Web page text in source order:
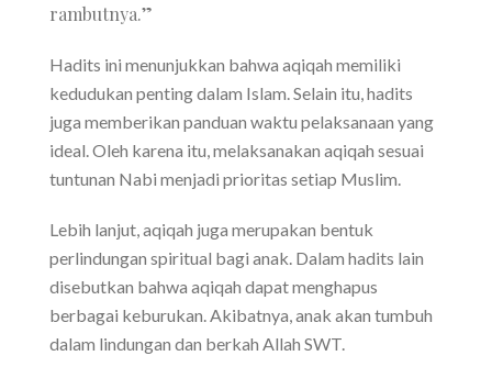
rambutnya.”
Hadits ini menunjukkan bahwa aqiqah memiliki
kedudukan penting dalam Islam. Selain itu, hadits
juga memberikan panduan waktu pelaksanaan yang
ideal. Oleh karena itu, melaksanakan aqiqah sesuai
tuntunan Nabi menjadi prioritas setiap Muslim.
Lebih lanjut, aqiqah juga merupakan bentuk
perlindungan spiritual bagi anak. Dalam hadits lain
disebutkan bahwa aqiqah dapat menghapus
berbagai keburukan. Akibatnya, anak akan tumbuh
dalam lindungan dan berkah Allah SWT.